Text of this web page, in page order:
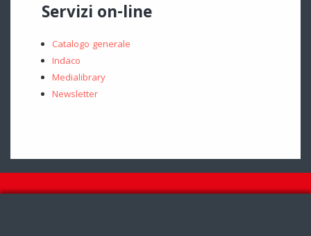
Servizi on-line
Catalogo generale
Indaco
Medialibrary
Newsletter